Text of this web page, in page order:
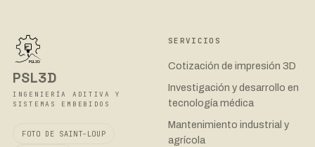
PSL3D
INGENIERÍA ADITIVA Y
SISTEMAS EMBEBIDOS
FOTO DE SAINT-LOUP
SERVICIOS
Cotización de impresión 3D
Investigación y desarrollo en
tecnología médica
Mantenimiento industrial y
agrícola